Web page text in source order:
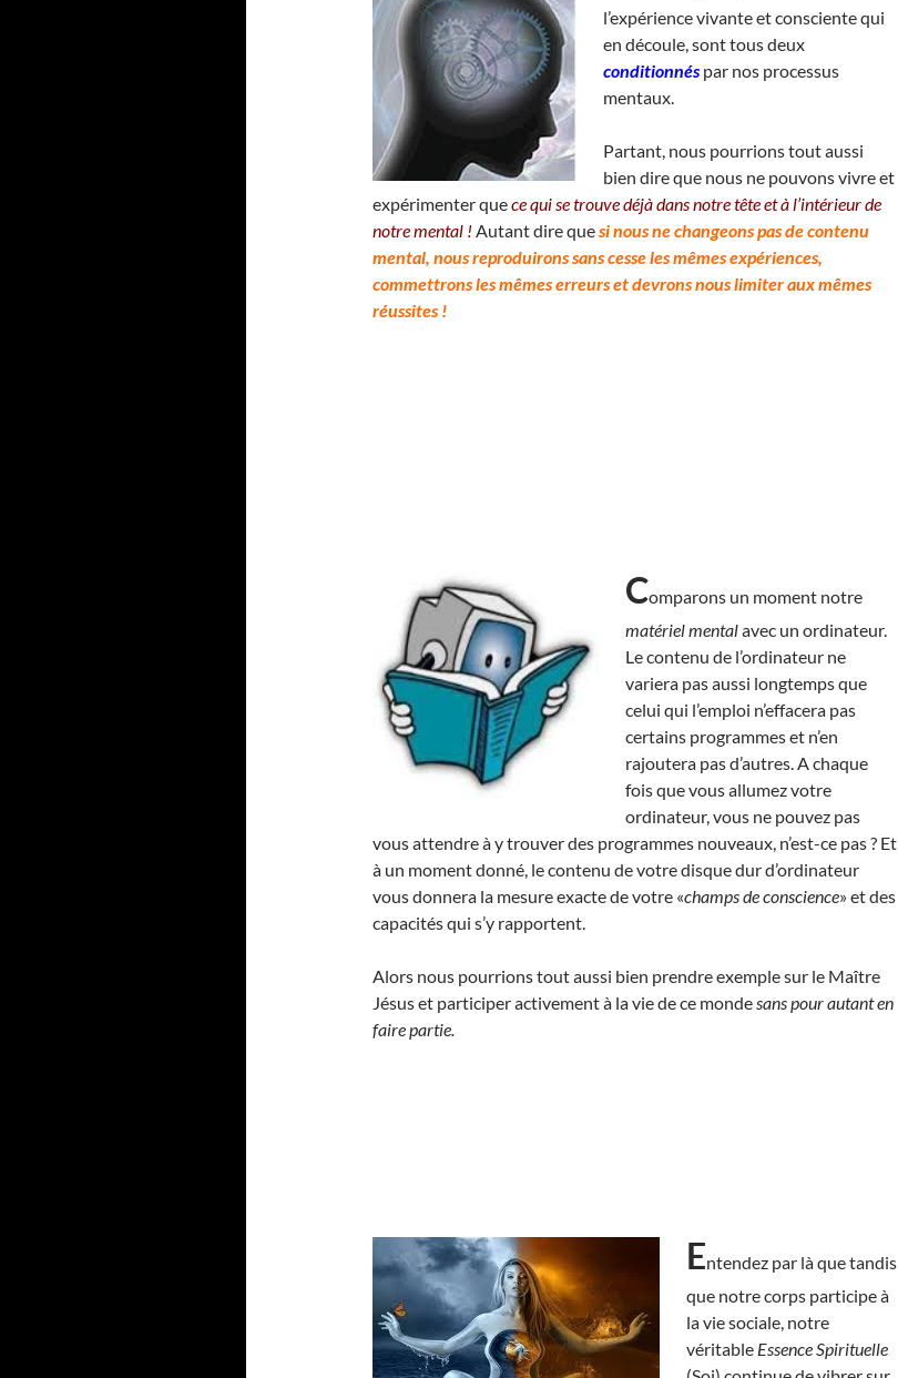
l’expérience vivante et consciente qui
en découle, sont tous deux
conditionnéspar nos processus
mentaux.
Partant, nous pourrions tout aussi
bien dire que nous ne pouvons vivre et
expérimenter quece qui se trouve déjà dans notre tête et à l’intérieur de
notre mental ! Autant dire quesi nous ne changeons pas de contenu
mental, nous reproduirons sans cesse les mêmes expériences,
commettrons les mêmes erreurs et devrons nous limiter aux mêmes
réussites !
Comparons un moment notre
matériel mentalavec un ordinateur.
Le contenu de l’ordinateur ne
variera pas aussi longtemps que
celui qui l’emploi n’effacera pas
certains programmes et n’en
rajoutera pas d’autres. A chaque
fois que vous allumez votre
ordinateur, vous ne pouvez pas
vous attendre à y trouver des programmes nouveaux, n’est-ce pas ? Et
à un moment donné, le contenu de votre disque dur d’ordinateur
vous donnera la mesure exacte de votre «champs de conscience» et des
capacités qui s’y rapportent.
Alors nous pourrions tout aussi bien prendre exemple sur le Maître
Jésus et participer activement à la vie de ce mondesans pour autant en
faire partie.
Entendez par là que tandis
que notre corps participe à
la vie sociale, notre
véritable Essence Spirituelle